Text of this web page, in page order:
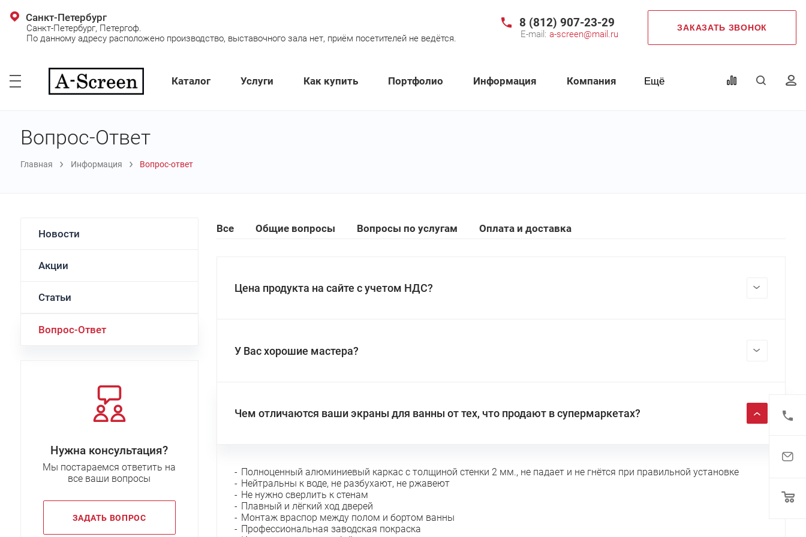
Санкт-Петербург
Санкт-Петербург, Петергоф.
По данному адресу расположено производство, выставочного зала нет, приём посетителей не ведётся.
8 (812) 907-23-29
E-mail: a-screen@mail.ru
ЗАКАЗАТЬ ЗВОНОК
Каталог Услуги Как купить Портфолио Информация Компания Ещё
Вопрос-Ответ
Главная Информация Вопрос-ответ
Новости
Акции
Статьи
Вопрос-Ответ
Нужна консультация?
Мы постараемся ответить на
все ваши вопросы
ЗАДАТЬ ВОПРОС
Все Общие вопросы Вопросы по услугам Оплата и доставка
Цена продукта на сайте с учетом НДС?
У Вас хорошие мастера?
Чем отличаются ваши экраны для ванны от тех, что продают в супермаркетах?
Полноценный алюминиевый каркас с толщиной стенки 2 мм., не падает и не гнётся при правильной установке
Нейтральны к воде, не разбухают, не ржавеют
Не нужно сверлить к стенам
Плавный и лёгкий ход дверей
Монтаж враспор между полом и бортом ванны
Профессиональная заводская покраска